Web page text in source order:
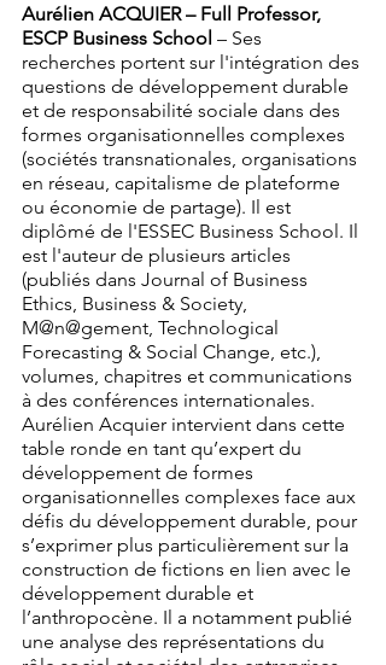
Aurélien ACQUIER – Full Professor,
ESCP Business School – Ses
recherches portent sur l'intégration des
questions de développement durable
et de responsabilité sociale dans des
formes organisationnelles complexes
(sociétés transnationales, organisations
en réseau, capitalisme de plateforme
ou économie de partage). Il est
diplômé de l'ESSEC Business School. Il
est l'auteur de plusieurs articles
(publiés dans Journal of Business
Ethics, Business & Society,
M@n@gement, Technological
Forecasting & Social Change, etc.),
volumes, chapitres et communications
à des conférences internationales.
Aurélien Acquier intervient dans cette
table ronde en tant qu’expert du
développement de formes
organisationnelles complexes face aux
défis du développement durable, pour
s’exprimer plus particulièrement sur la
construction de fictions en lien avec le
développement durable et
l’anthropocène. Il a notamment publié
une analyse des représentations du